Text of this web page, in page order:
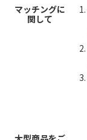
マッチングに
関して